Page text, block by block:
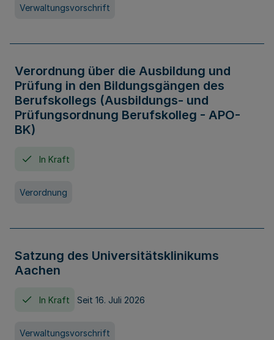
Verwaltungsvorschrift
Verordnung über die Ausbildung und
Prüfung in den Bildungsgängen des
Berufskollegs (Ausbildungs- und
Prüfungsordnung Berufskolleg - APO-
BK)
In Kraft
Verordnung
Satzung des Universitätsklinikums
Aachen
In Kraft Seit 16. Juli 2026
Verwaltungsvorschrift